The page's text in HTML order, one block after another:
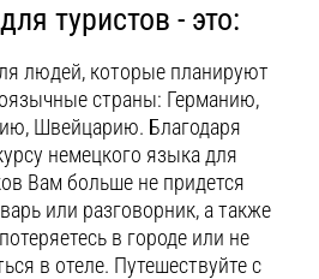
Контакты
туристов - это:
людей, которые планируют
страны: Германию,
Швейцарию. Благодаря
немецкого языка для
Вам больше не придется
или разговорник, а также
в городе или не
в отеле. Путешествуйте с